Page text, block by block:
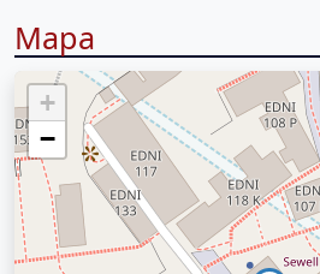
Mapa
+
−